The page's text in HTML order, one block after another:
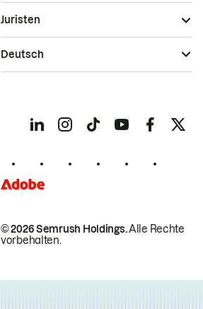
© 2026 Semrush Holdings.Alle Rechte
vorbehalten.
Juristen
Deutsch